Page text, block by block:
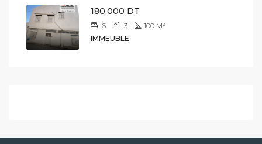
180,000 DT
6 3 100 M²
IMMEUBLE